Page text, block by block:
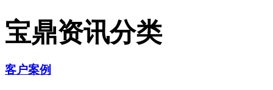
宝鼎资讯分类
客户案例